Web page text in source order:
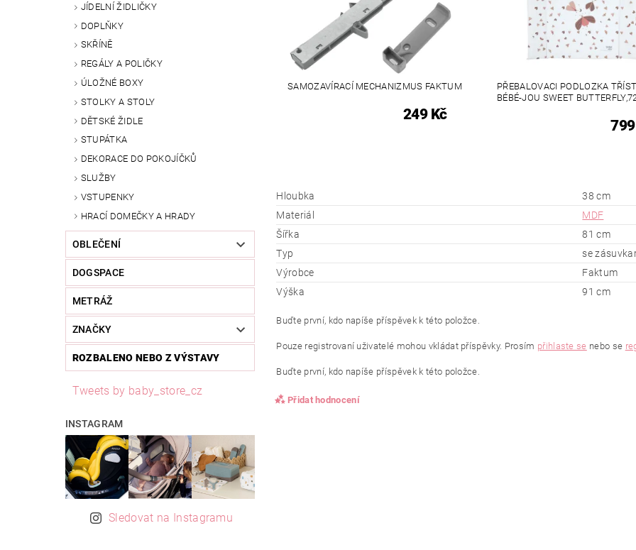
JÍDELNÍ ŽIDLIČKY
DOPLŇKY
SKŘÍNĚ
REGÁLY A POLIČKY
ÚLOŽNÉ BOXY
STOLKY A STOLY
DĚTSKÉ ŽIDLE
STUPÁTKA
DEKORACE DO POKOJÍČKŮ
SLUŽBY
VSTUPENKY
HRACÍ DOMEČKY A HRADY
OBLEČENÍ
DOGSPACE
METRÁŽ
ZNAČKY
ROZBALENO NEBO Z VÝSTAVY
Tweets by baby_store_cz
INSTAGRAM
Sledovat na Instagramu
SAMOZAVÍRACÍ MECHANIZMUS FAKTUM
249 Kč
PŘEBALOVACI PODLOZKA
BÉBÉ-JOU SWEET
Hloubka
38 cm
Materiál
MDF
Šířka
81 cm
Typ
se
Výrobce
Faktum
Výška
91 cm
Buďte první, kdo napíše příspěvek k této položce.
Pouze registrovaní uživatelé mohou vkládat příspěvky. Prosím přihlaste se nebo se
Buďte první, kdo napíše příspěvek k této položce.
Přidat hodnocení